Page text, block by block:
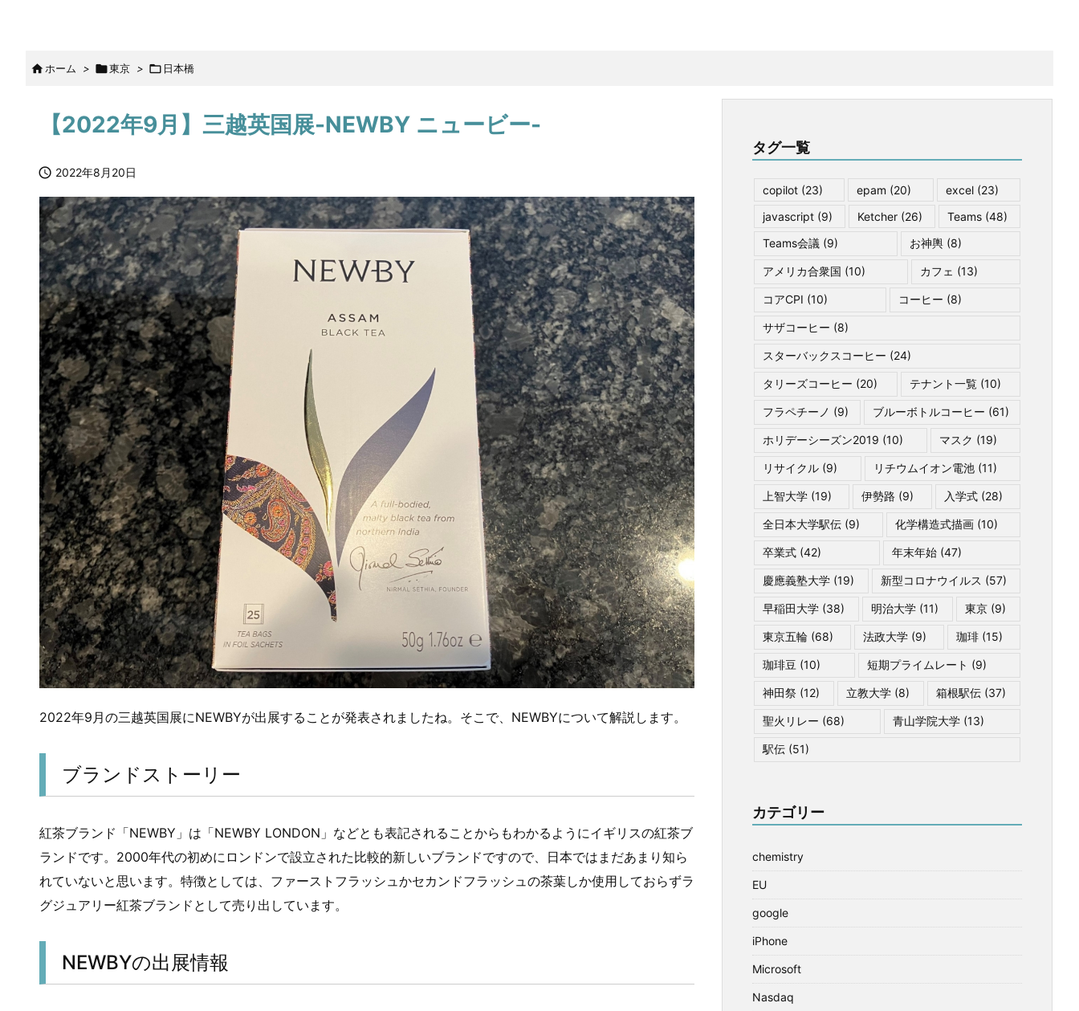
 ホーム > 東京 >  日本橋
【2022年9月】三越英国展-NEWBY ニュービー-
 2022年8月20日
2022年9月の三越英国展にNEWBYが出展することが発表されましたね。そこで、NEWBYについて解説します。
ブランドストーリー
紅茶ブランド「NEWBY」は「NEWBY LONDON」などとも表記されることからもわかるようにイギリスの紅茶ブ
ランドです。2000年代の初めにロンドンで設立された比較的新しいブランドですので、日本ではまだあまり知ら
れていないと思います。特徴としては、ファーストフラッシュかセカンドフラッシュの茶葉しか使用しておらずラ
グジュアリー紅茶ブランドとして売り出しています。
NEWBYの出展情報
タグ一覧
copilot (23) epam (20) excel(23)
javascript (9) Ketcher (26) Teams (48)
Teams会議 (9) お神輿(8)
アメリカ合衆国 (10) カフェ (13)
コアCPI (10) コーヒー (8)
サザコーヒー (8)
スターバックスコーヒー (24)
タリーズコーヒー (20) テナント一覧(10)
フラペチーノ (9) ブルーボトルコーヒー (61)
ホリデーシーズン2019 (10) マスク (19)
リサイクル (9) リチウムイオン電池(11)
上智大学 (19) 伊勢路 (9) 入学式(28)
全日本大学駅伝 (9) 化学構造式描画(10)
卒業式 (42) 年末年始 (47)
慶應義塾大学 (19) 新型コロナウイルス (57)
早稲田大学 (38) 明治大学 (11) 東京 (9)
東京五輪 (68) 法政大学 (9) 珈琲 (15)
珈琲豆 (10) 短期プライムレート (9)
神田祭 (12) 立教大学 (8) 箱根駅伝 (37)
聖火リレー (68) 青山学院大学 (13)
駅伝 (51)
カテゴリー
chemistry
EU
google
iPhone
Microsoft
Nasdaq